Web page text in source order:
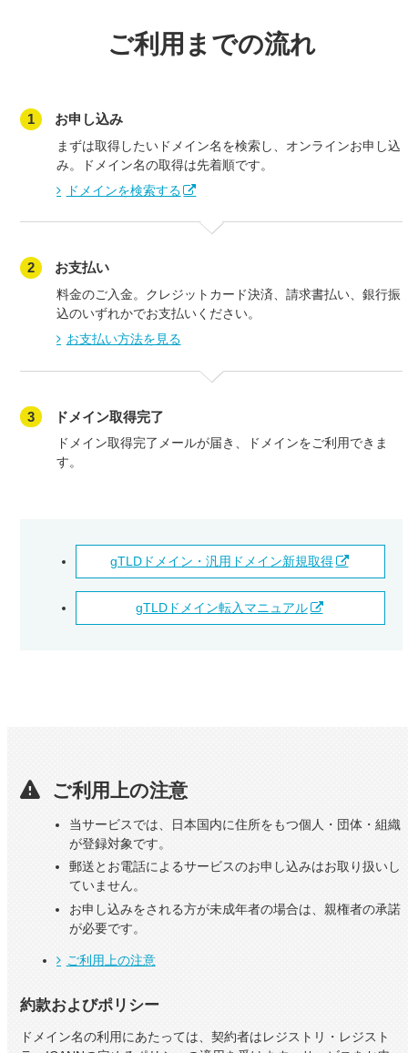
ご利用までの流れ
1 お申し込み
まずは取得したいドメイン名を検索し、オンラインお申し込
み。ドメイン名の取得は先着順です。
ドメインを検索する
2 お支払い
料金のご入金。クレジットカード決済、請求書払い、銀行振
込のいずれかでお支払いください。
お支払い方法を見る
3 ドメイン取得完了
ドメイン取得完了メールが届き、ドメインをご利用できま
す。
gTLDドメイン・汎用ドメイン新規取得
gTLDドメイン転入マニュアル
ご利用上の注意
当サービスでは、日本国内に住所をもつ個人・団体・組織
が登録対象です。
郵送とお電話によるサービスのお申し込みはお取り扱いし
ていません。
お申し込みをされる方が未成年者の場合は、親権者の承諾
が必要です。
ご利用上の注意
約款およびポリシー
ドメイン名の利用にあたっては、契約者はレジストリ・レジスト